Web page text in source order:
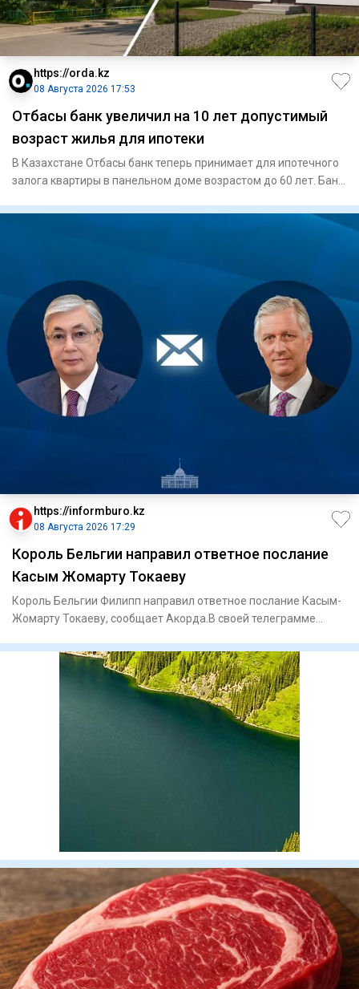
https://orda.kz
08 Августа 2026 17:53
Отбасы банк увеличил на 10 лет допустимый
возраст жилья для ипотеки
В Казахстане Отбасы банк теперь принимает для ипотечного
залога квартиры в панельном доме возрастом до 60 лет. Банк
https://informburo.kz
08 Августа 2026 17:29
Король Бельгии направил ответное послание
Касым Жомарту Токаеву
Король Бельгии Филипп направил ответное послание Касым-
Жомарту Токаеву, сообщает Акорда.В своей телеграмме